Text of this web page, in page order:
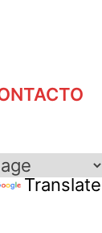
Translate